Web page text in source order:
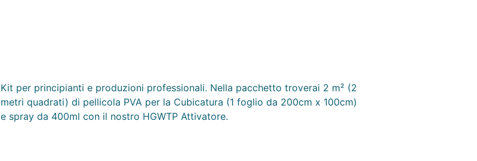
Kit per principianti e produzioni professionali. Nella pacchetto troverai 2 m² (2
metri quadrati) di pellicola PVA per la Cubicatura (1 foglio da 200cm x 100cm)
e spray da 400ml con il nostro HGWTP Attivatore.